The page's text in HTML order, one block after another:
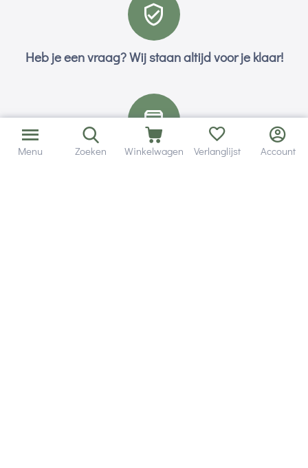
Heb je een vraag? Wij staan altijd voor je klaar!
Altijd 120 dagen retourrecht.
Menu Zoeken Winkelwagen Verlanglijst Account